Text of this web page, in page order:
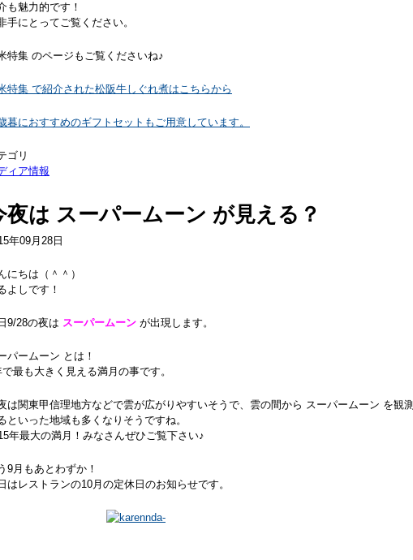
も魅力的です！
手にとってご覧ください。
特集 のページもご覧くださいね♪
特集 で紹介された松阪牛しぐれ煮はこちらから
暮におすすめのギフトセットもご用意しています。
ゴリ
ィア情報
夜は スーパームーン が見える？
年09月28日
にちは（＾＾）
よしです！
9/28の夜は スーパームーン が出現します。
パームーン とは！
で最も大きく見える満月の事です。
は関東甲信理地方などで雲が広がりやすいそうで、雲の間から スーパームーン を観測
といった地域も多くなりそうですね。
年最大の満月！みなさんぜひご覧下さい♪
9月もあとわずか！
はレストランの10月の定休日のお知らせです。